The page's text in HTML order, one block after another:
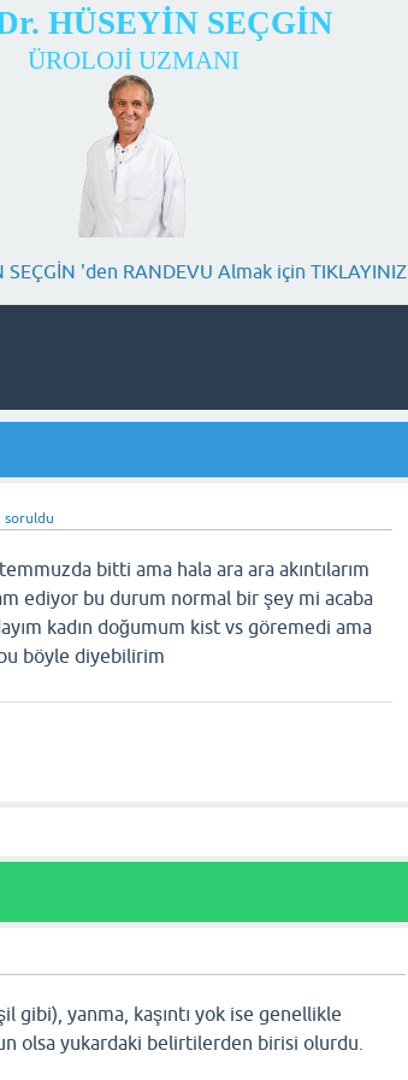
HÜSEYİN SEÇGİN
ÜROLOJİ UZMANI
SEÇGİN 'den RANDEVU Almak için TIKLAYINIZ.
soruldu
bitti ama hala ara ara akıntılarım
ediyor bu durum normal bir şey mi acaba
kadın doğumum kist vs göremedi ama
böyle diyebilirim
gibi), yanma, kaşıntı yok ise genellikle
olsa yukardaki belirtilerden birisi olurdu.